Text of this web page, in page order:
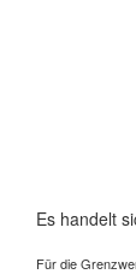
Es handelt
Für die